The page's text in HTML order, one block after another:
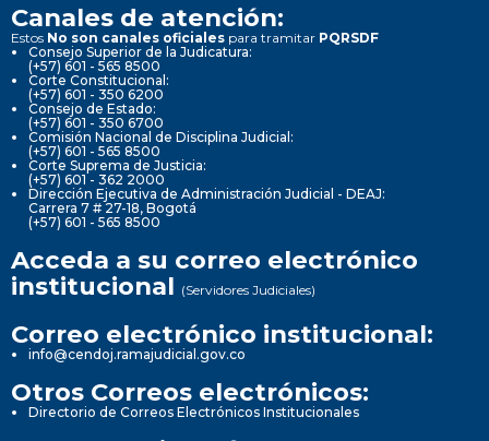
Canales de atención:
Estos No son canales oficiales para tramitar PQRSDF
Consejo Superior de la Judicatura:
(+57) 601 - 565 8500
Corte Constitucional:
(+57) 601 - 350 6200
Consejo de Estado:
(+57) 601 - 350 6700
Comisión Nacional de Disciplina Judicial:
(+57) 601 - 565 8500
Corte Suprema de Justicia:
(+57) 601 - 362 2000
Dirección Ejecutiva de Administración Judicial - DEAJ:
Carrera 7 # 27-18, Bogotá
(+57) 601 - 565 8500
Acceda a su correo electrónico
institucional (Servidores Judiciales)
Correo electrónico institucional:
info@cendoj.ramajudicial.gov.co
Otros Correos electrónicos:
Directorio de Correos Electrónicos Institucionales